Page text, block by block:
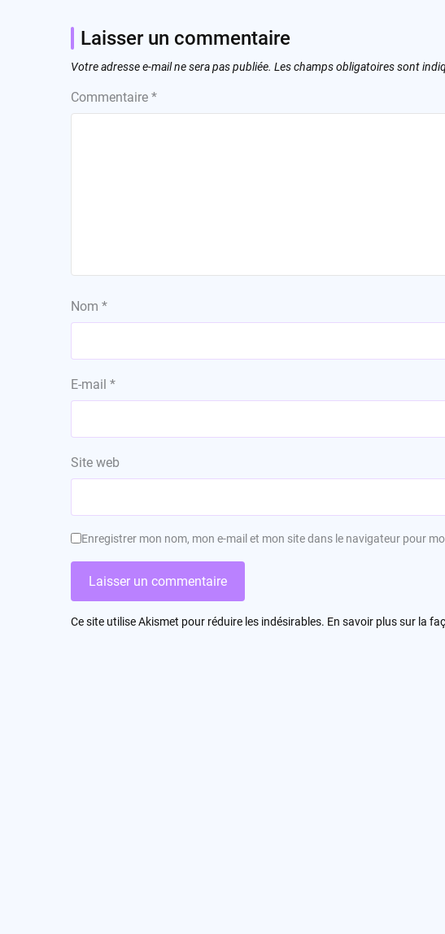
Laisser un commentaire
Votre adresse e-mail ne sera pas publiée. Les champs obligatoires sont
Commentaire *
Nom *
E-mail *
Site web
Enregistrer mon nom, mon e-mail et mon site dans le navigateur pour
Ce site utilise Akismet pour réduire les indésirables. En savoir plus sur la